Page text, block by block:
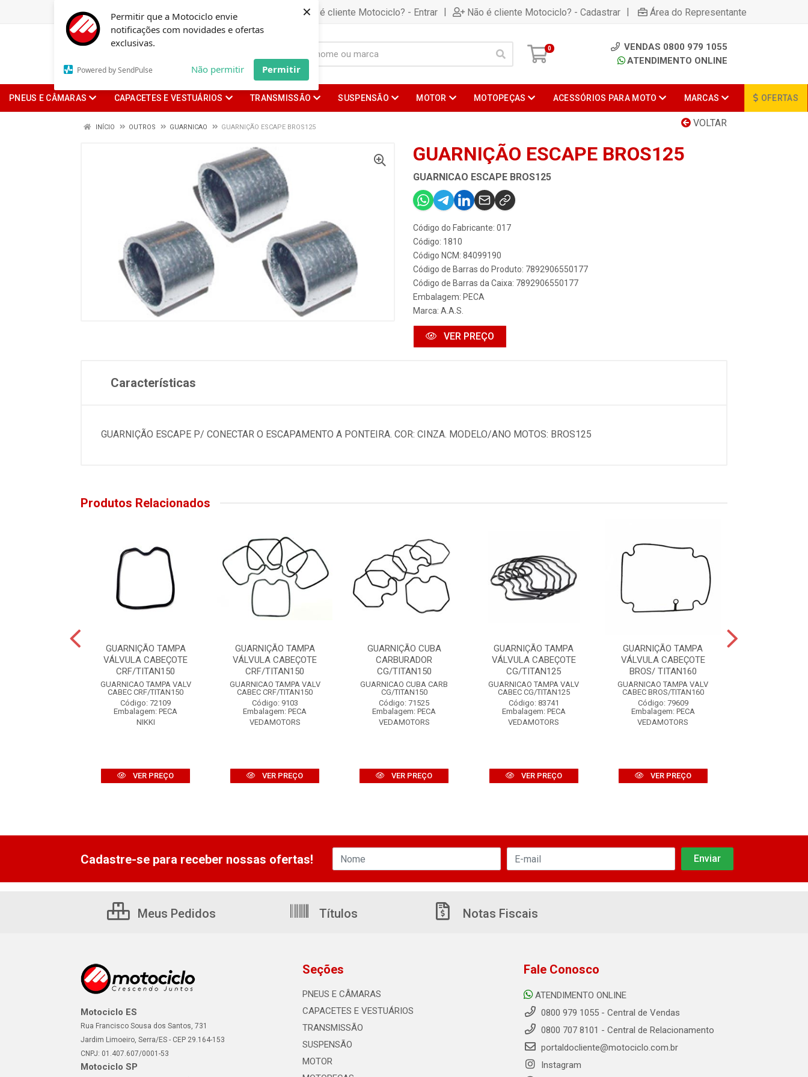
Permitir que a Motociclo envie
notificações com novidades e ofertas
exclusivas.
Powered by SendPulse Não permitir Permitir
×Já é cliente Motociclo? - Entrar | Não é cliente Motociclo? - Cadastrar | Área do Representante
0
VENDAS 0800 979 1055
ATENDIMENTO ONLINE
PNEUS E CÂMARAS CAPACETES E VESTUÁRIOS TRANSMISSÃO SUSPENSÃO MOTOR MOTOPEÇAS ACESSÓRIOS PARA MOTO MARCAS OFERTAS
VOLTAR
INÍCIO OUTROS GUARNICAO GUARNIÇÃO ESCAPE BROS125
GUARNIÇÃO ESCAPE BROS125
GUARNICAO ESCAPE BROS125
Código do Fabricante: 017
Código: 1810
Código NCM: 84099190
Código de Barras do Produto: 7892906550177
Código de Barras da Caixa: 7892906550177
Embalagem: PECA
Marca: A.A.S.
VER PREÇO
Características
GUARNIÇÃO ESCAPE P/ CONECTAR O ESCAPAMENTO A PONTEIRA. COR: CINZA. MODELO/ANO MOTOS: BROS125
Produtos Relacionados
GUARNIÇÃO TAMPA
VÁLVULA CABEÇOTE
CRF/TITAN150
GUARNICAO TAMPA VALV
CABEC CRF/TITAN150
Código: 72109
Embalagem: PECA
NIKKI
VER PREÇO
GUARNIÇÃO TAMPA
VÁLVULA CABEÇOTE
CRF/TITAN150
GUARNICAO TAMPA VALV
CABEC CRF/TITAN150
Código: 9103
Embalagem: PECA
VEDAMOTORS
VER PREÇO
GUARNIÇÃO CUBA
CARBURADOR
CG/TITAN150
GUARNICAO CUBA CARB
CG/TITAN150
Código: 71525
Embalagem: PECA
VEDAMOTORS
VER PREÇO
GUARNIÇÃO TAMPA
VÁLVULA CABEÇOTE
CG/TITAN125
GUARNICAO TAMPA VALV
CABEC CG/TITAN125
Código: 83741
Embalagem: PECA
VEDAMOTORS
VER PREÇO
GUARNIÇÃO TAMPA
VÁLVULA CABEÇOTE
BROS/ TITAN160
GUARNICAO TAMPA VALV
CABEC BROS/TITAN160
Código: 79609
Embalagem: PECA
VEDAMOTORS
VER PREÇO
Cadastre-se para receber nossas ofertas!
Meus Pedidos Títulos Notas Fiscais
Motociclo ES
Rua Francisco Sousa dos Santos, 731
Jardim Limoeiro, Serra/ES - CEP 29.164-153
CNPJ: 01.407.607/0001-53
Motociclo SP
Seções
PNEUS E CÂMARAS
CAPACETES E VESTUÁRIOS
TRANSMISSÃO
SUSPENSÃO
MOTOR
Fale Conosco
ATENDIMENTO ONLINE
0800 979 1055 - Central de Vendas
0800 707 8101 - Central de Relacionamento
portaldocliente@motociclo.com.br
Instagram